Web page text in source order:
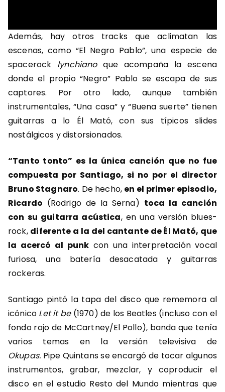
Además, hay otros tracks que aclimatan las
escenas, como “El Negro Pablo”, una especie de
spacerock lynchianoque acompaña la escena
donde el propio “Negro” Pablo se escapa de sus
captores. Por otro lado, aunque también
instrumentales, “Una casa” y “Buena suerte” tienen
guitarras a lo Él Mató, con sus típicos slides
nostálgicos y distorsionados.
“Tanto tonto” es la única canción que no fue
compuesta por Santiago, si no por el director
Bruno Stagnaro. De hecho, en el primer episodio,
Ricardo (Rodrigo de la Serna) toca la canción
con su guitarra acústica, en una versión blues-
rock, diferente a la del cantante de Él Mató, que
la acercó al punk con una interpretación vocal
furiosa, una batería desacatada y guitarras
rockeras.
Santiago pintó la tapa del disco que rememora al
icónico Let it be (1970) de los Beatles (incluso con el
fondo rojo de McCartney/El Pollo), banda que tenía
varios temas en la versión televisiva de
Okupas. Pipe Quintans se encargó de tocar algunos
instrumentos, grabar, mezclar, y coproducir el
disco en el estudio Resto del Mundo mientras que